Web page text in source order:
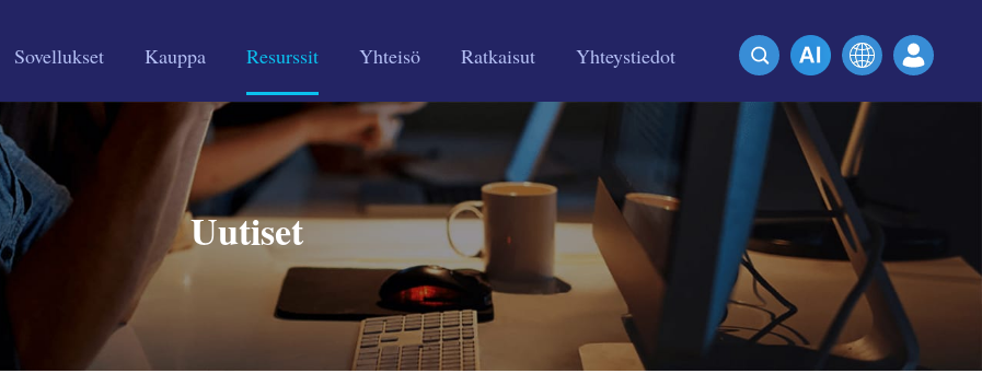
Sovellukset Kauppa Resurssit Yhteisö Ratkaisut Yhteystiedot
Uutiset